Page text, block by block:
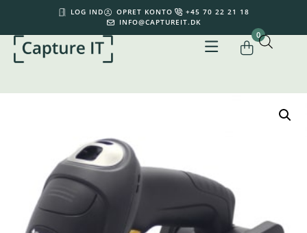
LOG IND OPRET KONTO
+45 70 22 21 18
INFO@CAPTUREIT.DK
0
500,00KR.
MERE FOR GRATIS FRAGT
SE KURV